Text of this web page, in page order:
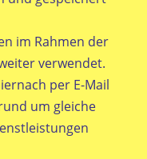
im Rahmen der
verwendet.
per E-Mail
um gleiche